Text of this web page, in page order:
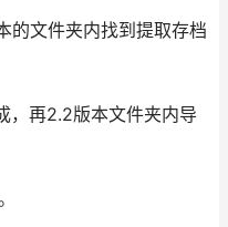
的文件夹内找到提取存档
，再2.2版本文件夹内导